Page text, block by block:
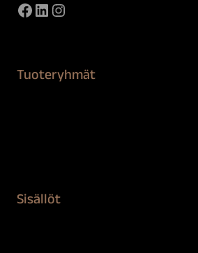
Facebook
LinkedIn
Instagram
Tuoteryhmät
Sisällöt